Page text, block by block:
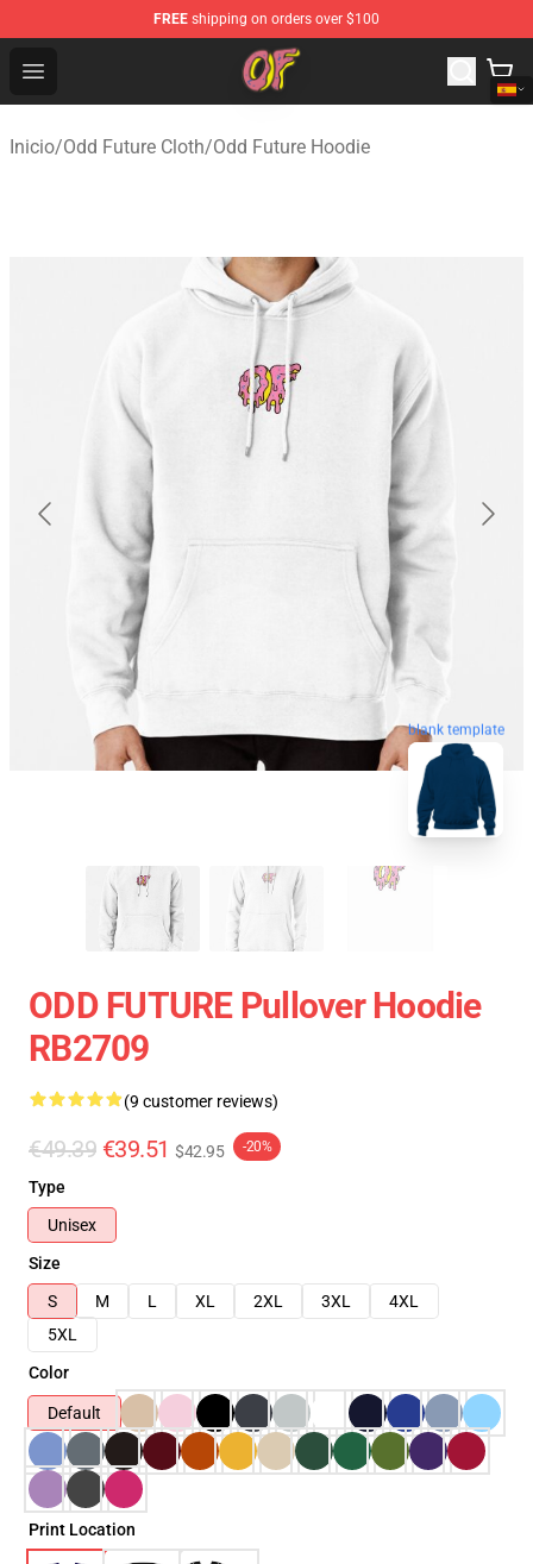
FREE shipping on orders over $100
Open menu
Odd Future Shop - Official Odd Future Merchandise Store
Inicio/Odd Future Cloth/Odd Future Hoodie
blank template
ODD FUTURE Pullover Hoodie
RB2709
(9 customer reviews)
€49.39 €39.51 $42.95 -20%
Type
Unisex
Size
S
M L XL 2XL 3XL
4XL
5XL
Color
Default
Print Location